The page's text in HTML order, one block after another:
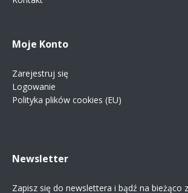
Moje Konto
Zarejestruj się
Logowanie
Polityka plików cookies (EU)
Newsletter
Zapisz się do newslettera i bądź na bieżąco